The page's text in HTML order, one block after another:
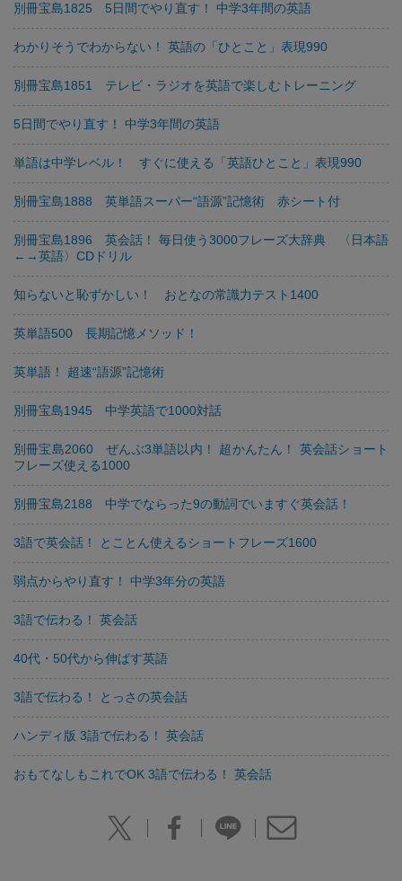
別冊宝島1825 5日間でやり直す！ 中学3年間の英語
わかりそうでわからない！ 英語の「ひとこと」表現990
別冊宝島1851 テレビ・ラジオを英語で楽しむトレーニング
5日間でやり直す！ 中学3年間の英語
単語は中学レベル！ すぐに使える「英語ひとこと」表現990
別冊宝島1888 英単語スーパー“語源”記憶術 赤シート付
別冊宝島1896 英会話！ 毎日使う3000フレーズ大辞典 〈日本語
←→英語〉CDドリル
知らないと恥ずかしい！ おとなの常識力テスト1400
英単語500 長期記憶メソッド！
英単語！ 超速“語源”記憶術
別冊宝島1945 中学英語で1000対話
別冊宝島2060 ぜんぶ3単語以内！ 超かんたん！ 英会話ショート
フレーズ使える1000
別冊宝島2188 中学でならった9の動詞でいますぐ英会話！
3語で英会話！ とことん使えるショートフレーズ1600
弱点からやり直す！ 中学3年分の英語
3語で伝わる！ 英会話
40代・50代から伸ばす英語
3語で伝わる！ とっさの英会話
ハンディ版 3語で伝わる！ 英会話
おもてなしもこれでOK 3語で伝わる！ 英会話